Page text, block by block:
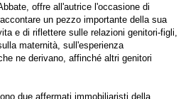
offre all'autrice l'occasione di
un pezzo importante della sua
e di riflettere sulle relazioni genitori-figli,
maternità, sull'esperienza
ne derivano, affinché altri genitori
due affermati immobiliaristi della